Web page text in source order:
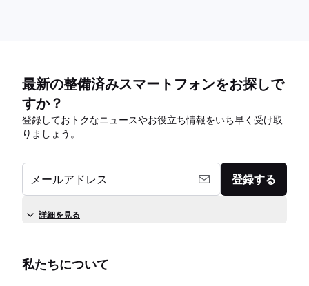
最新の整備済みスマートフォンをお探しで
すか？
登録しておトクなニュースやお役立ち情報をいち早く受け取
りましょう。
メールアドレス 登録する
詳細を見る
私たちについて